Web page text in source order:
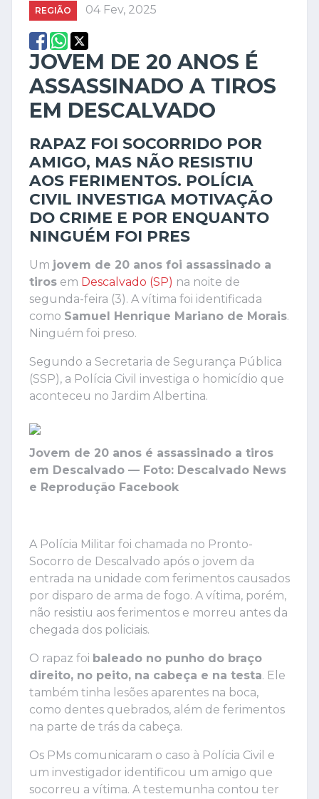
REGIÃO 04 Fev, 2025
JOVEM DE 20 ANOS É
ASSASSINADO A TIROS
EM DESCALVADO
RAPAZ FOI SOCORRIDO POR
AMIGO, MAS NÃO RESISTIU
AOS FERIMENTOS. POLÍCIA
CIVIL INVESTIGA MOTIVAÇÃO
DO CRIME E POR ENQUANTO
NINGUÉM FOI PRES
Um jovem de 20 anos foi assassinado a
tiros em Descalvado (SP) na noite de
segunda-feira (3). A vítima foi identificada
como Samuel Henrique Mariano de Morais.
Ninguém foi preso.
Segundo a Secretaria de Segurança Pública
(SSP), a Polícia Civil investiga o homicídio que
aconteceu no Jardim Albertina.
Jovem de 20 anos é assassinado a tiros
em Descalvado — Foto: Descalvado News
e Reprodução Facebook
A Polícia Militar foi chamada no Pronto-
Socorro de Descalvado após o jovem da
entrada na unidade com ferimentos causados
por disparo de arma de fogo. A vítima, porém,
não resistiu aos ferimentos e morreu antes da
chegada dos policiais.
O rapaz foi baleado no punho do braço
direito, no peito, na cabeça e na testa. Ele
também tinha lesões aparentes na boca,
como dentes quebrados, além de ferimentos
na parte de trás da cabeça.
Os PMs comunicaram o caso à Polícia Civil e
um investigador identificou um amigo que
socorreu a vítima. A testemunha contou ter